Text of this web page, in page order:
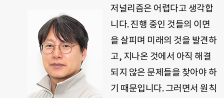
저널리즘은 어렵다고 생각합
니다. 진행 중인 것들의 이면
을 살피며 미래의 것을 발견하
고, 지나온 것에서 아직 해결
되지 않은 문제들을 찾아야 하
기 때문입니다. 그러면서 원칙